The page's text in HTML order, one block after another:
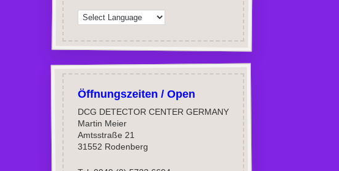
Öffnungszeiten / Open
DCG DETECTOR CENTER GERMANY
Martin Meier
Amtsstraße 21
31552 Rodenberg